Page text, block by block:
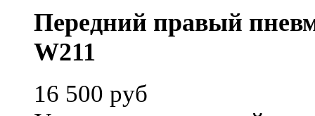
Передний правый
W211
16 500 руб